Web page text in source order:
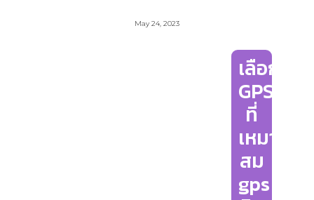
May 24, 2023
เลือก
GPS
ที่
เหมาะ
สม
gps